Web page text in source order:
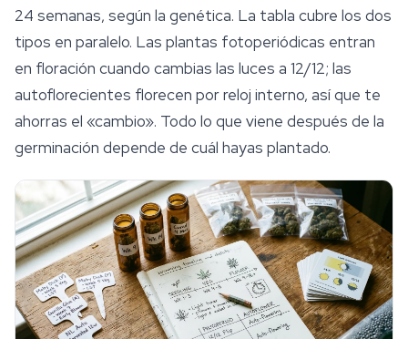
24 semanas, según la genética. La tabla cubre los dos
tipos en paralelo. Las plantas fotoperiódicas entran
en floración cuando cambias las luces a 12/12; las
autoflorecientes florecen por reloj interno, así que te
ahorras el «cambio». Todo lo que viene después de la
germinación depende de cuál hayas plantado.